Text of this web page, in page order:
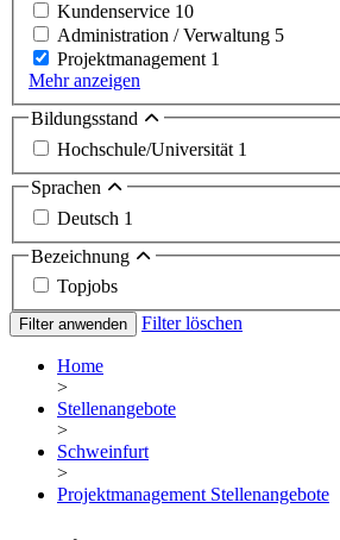
Kundenservice 10
Administration / Verwaltung 5
Projektmanagement 1
Mehr anzeigen
Bildungsstand
Hochschule/Universität 1
Sprachen
Deutsch 1
Bezeichnung
Topjobs
Filter anwenden Filter löschen
Home
>
Stellenangebote
>
Schweinfurt
>
Projektmanagement Stellenangebote